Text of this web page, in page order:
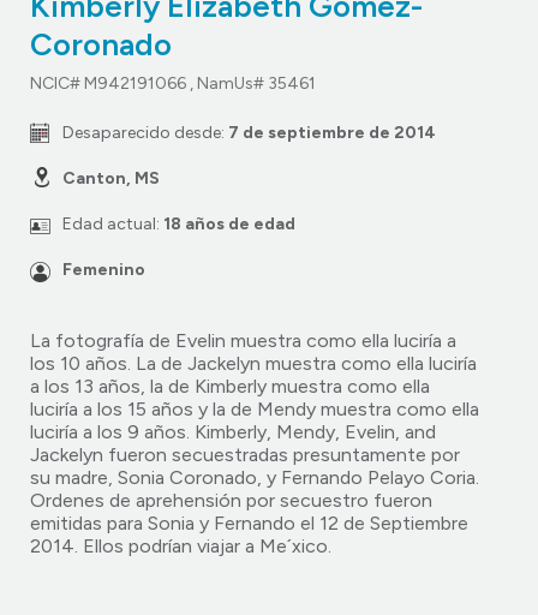
Coronado
NCIC# M942191066 , NamUs# 35461
Desaparecido desde: 7 de septiembre de 2014
Canton, MS
Edad actual: 18 años de edad
Femenino
La fotografía de Evelin muestra como ella luciría a
los 10 años. La de Jackelyn muestra como ella luciría
a los 13 años, la de Kimberly muestra como ella
luciría a los 15 años y la de Mendy muestra como ella
luciría a los 9 años. Kimberly, Mendy, Evelin, and
Jackelyn fueron secuestradas presuntamente por
su madre, Sonia Coronado, y Fernando Pelayo Coria.
Ordenes de aprehensión por secuestro fueron
emitidas para Sonia y Fernando el 12 de Septiembre
2014. Ellos podrían viajar a Me´xico.